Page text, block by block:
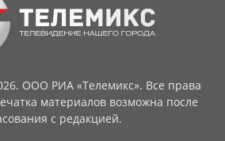
ООО РИА «Телемикс». Все права
материалов возможна после
с редакцией.